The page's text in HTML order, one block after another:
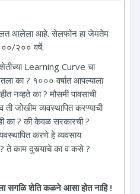
आलेला आहे. सेलफोन हा जेमतेम
२०० वर्षे.
Learning Curve चा
का ? १००० वर्षात आपल्याला
नव्हते का ? मौसमी पावसाची
जोखीम व्यवस्थापित करण्याची
का ? की केवळ सरकारची ?
करणे हे व्यवसाय
? ते काम दुसर्‍याचे का व कसे ?
सगळि शेति कळने आसा होत नाहि !